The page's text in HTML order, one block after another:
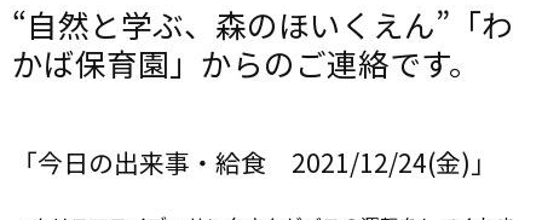
“自然と学ぶ、森のほいくえん”「わ
かば保育園」からのご連絡です。
「今日の出来事・給食 2021/12/24(金)」